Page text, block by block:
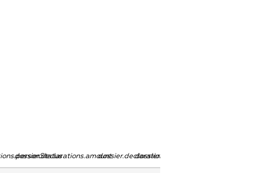
dossier.declarations.amountdossier.declarations.currency
dossier.declarations.source